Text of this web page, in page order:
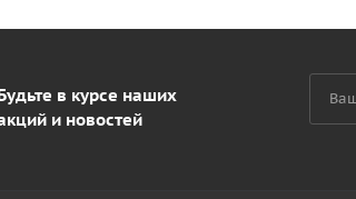
в курсе наших
и новостей